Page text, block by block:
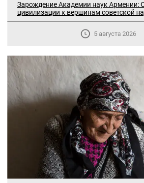
Зарождение Академии наук Армении:
цивилизации к вершинам советской
5 августа 2026